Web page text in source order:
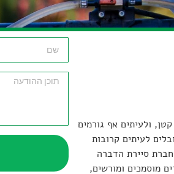
ולעיתים אף גורמים
לעיתים קרובות
סיירת הדברה
מוסמכים ומורשים,